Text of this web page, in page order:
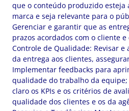
que o conteúdo produzido esteja
marca e seja relevante para o
Gerenciar e garantir que as
prazos acordados com o cliente e
Controle de Qualidade: Revisar e
da entrega aos clientes,
Implementar feedbacks para
qualidade do trabalho da
claro os KPIs e os critérios de
qualidade dos clientes e os da